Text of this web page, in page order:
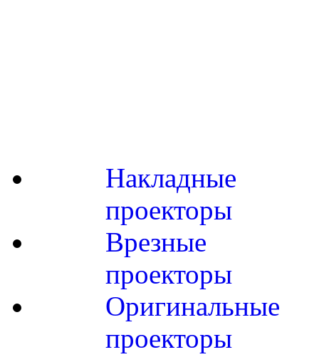
Накладные
проекторы
Врезные
проекторы
Оригинальные
проекторы